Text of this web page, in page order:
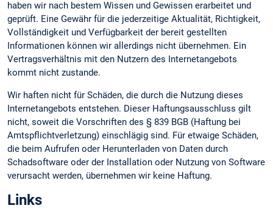
haben wir nach bestem Wissen und Gewissen erarbeitet und
geprüft. Eine Gewähr für die jederzeitige Aktualität, Richtigkeit,
Vollständigkeit und Verfügbarkeit der bereit gestellten
Informationen können wir allerdings nicht übernehmen. Ein
Vertragsverhältnis mit den Nutzern des Internetangebots
kommt nicht zustande.
Wir haften nicht für Schäden, die durch die Nutzung dieses
Internetangebots entstehen. Dieser Haftungsausschluss gilt
nicht, soweit die Vorschriften des § 839 BGB (Haftung bei
Amtspflichtverletzung) einschlägig sind. Für etwaige Schäden,
die beim Aufrufen oder Herunterladen von Daten durch
Schadsoftware oder der Installation oder Nutzung von Software
verursacht werden, übernehmen wir keine Haftung.
Links